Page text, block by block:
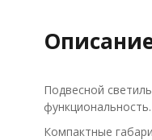
Подвесной
Компактные